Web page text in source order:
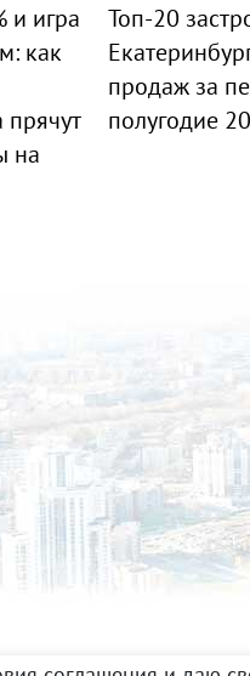
и игра
как
прячут
на
Топ-20
продаж за
полугодие